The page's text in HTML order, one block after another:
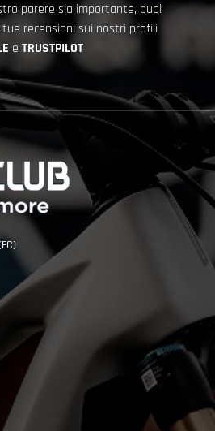
parere sia importante, puoi
recensioni sui nostri profili
e TRUSTPILOT